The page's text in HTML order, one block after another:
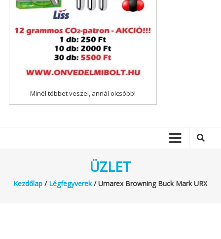
Minél többet veszel, annál olcsóbb!
ÜZLET
Kezdőlap / Légfegyverek/ Umarex Browning Buck Mark URX